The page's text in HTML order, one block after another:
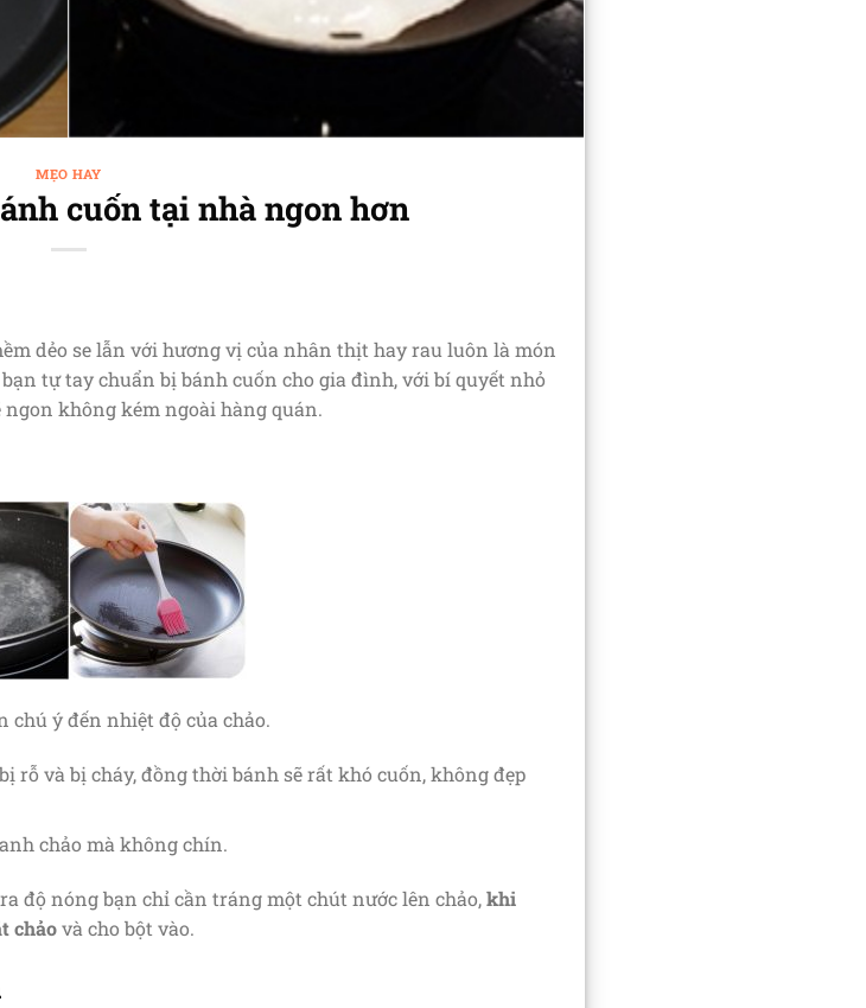
MẸO HAY
cuốn tại nhà ngon hơn
dẻo se lẫn với hương vị của nhân thịt hay rau luôn là món
tự tay chuẩn bị bánh cuốn cho gia đình, với bí quyết nhỏ
ngon không kém ngoài hàng quán.
chú ý đến nhiệt độ của chảo.
rỗ và bị cháy, đồng thời bánh sẽ rất khó cuốn, không đẹp
chảo mà không chín.
độ nóng bạn chỉ cần tráng một chút nước lên chảo,khi
chảovà cho bột vào.